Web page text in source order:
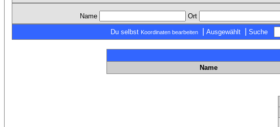
Name Ort
Du selbst Koordinaten bearbeiten Ausgewählt Suche
Name